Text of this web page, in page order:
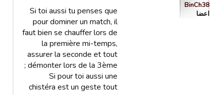
BinCh38
اعضا
Si toi aussi tu penses que
pour dominer un match, il
faut bien se chauffer lors de
la première mi-temps,
assurer la seconde et tout
démonter lors de la 3ème ;
Si pour toi aussi une
chistéra est un geste tout